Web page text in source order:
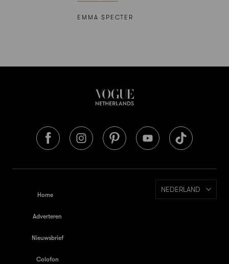
EMMA SPECTER
Home
Adverteren
Nieuwsbrief
Colofon
NEDERLAND